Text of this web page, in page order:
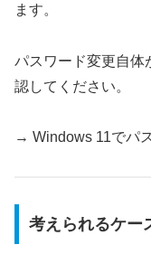
ます。
パスワード変更自体
認してください。
→ Windows 11でパ
考えられるケー